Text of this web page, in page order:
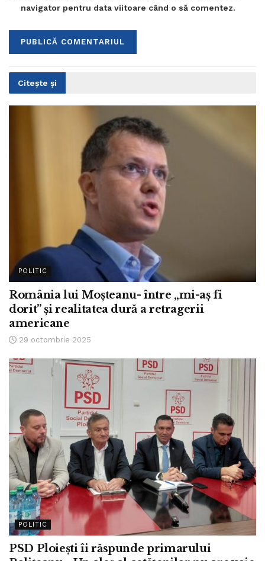
navigator pentru data viitoare când o să comentez.
Citește și
POLITIC
România lui Moșteanu- între „mi-aș fi
dorit” și realitatea dură a retragerii
americane
29 octombrie 2025
POLITIC
PSD Ploiești îi răspunde primarului